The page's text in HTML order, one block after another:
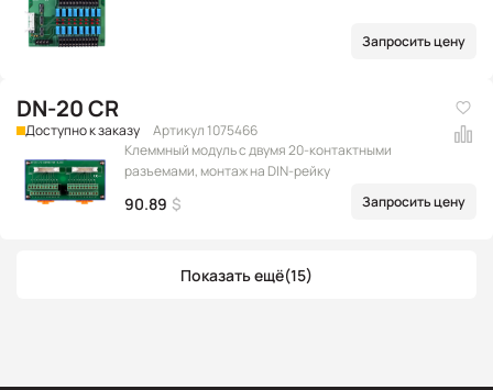
Запросить цену
DN-20 CR
Доступно к заказу
Артикул 1075466
Клеммный модуль с двумя 20-контактными
разъемами, монтаж на DIN-рейку
90.89 $ Запросить цену
Показать ещё(15)